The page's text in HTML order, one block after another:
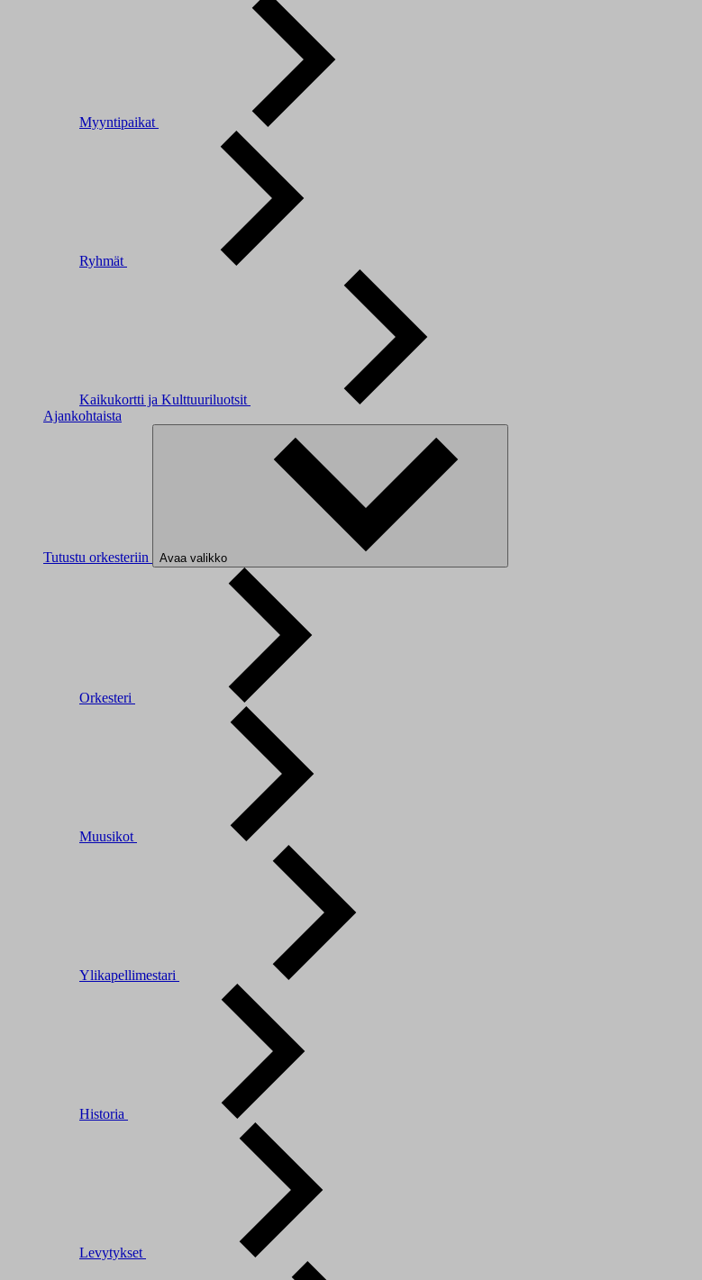
Myyntipaikat
Ryhmät
Kaikukortti ja Kulttuuriluotsit
Ajankohtaista
Tutustu orkesteriin Avaa valikko
Orkesteri
Muusikot
Ylikapellimestari
Historia
Levytykset